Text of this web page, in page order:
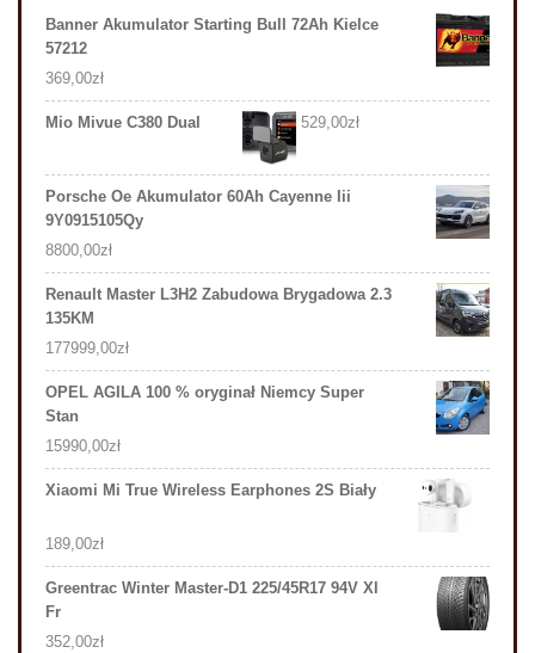
Banner Akumulator Starting Bull 72Ah Kielce
57212
369,00zł
Mio Mivue C380 Dual 529,00zł
Porsche Oe Akumulator 60Ah Cayenne Iii
9Y0915105Qy
8800,00zł
Renault Master L3H2 Zabudowa Brygadowa 2.3
135KM
177999,00zł
OPEL AGILA 100 % oryginał Niemcy Super
Stan
15990,00zł
Xiaomi Mi True Wireless Earphones 2S Biały
189,00zł
Greentrac Winter Master-D1 225/45R17 94V Xl
Fr
352,00zł